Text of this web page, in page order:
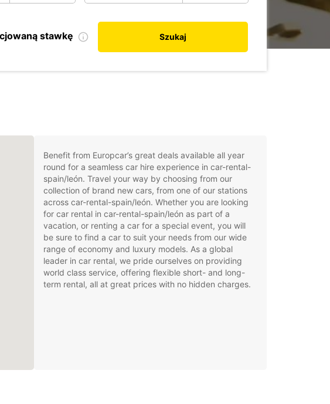
stawkę Szukaj
Benefit from Europcar’s great deals available all year
round for a seamless car hire experience in car-rental-
spain/león. Travel your way by choosing from our
collection of brand new cars, from one of our stations
across car-rental-spain/león. Whether you are looking
for car rental in car-rental-spain/león as part of a
vacation, or renting a car for a special event, you will
be sure to find a car to suit your needs from our wide
range of economy and luxury models. As a global
leader in car rental, we pride ourselves on providing
world class service, offering flexible short- and long-
term rental, all at great prices with no hidden charges.